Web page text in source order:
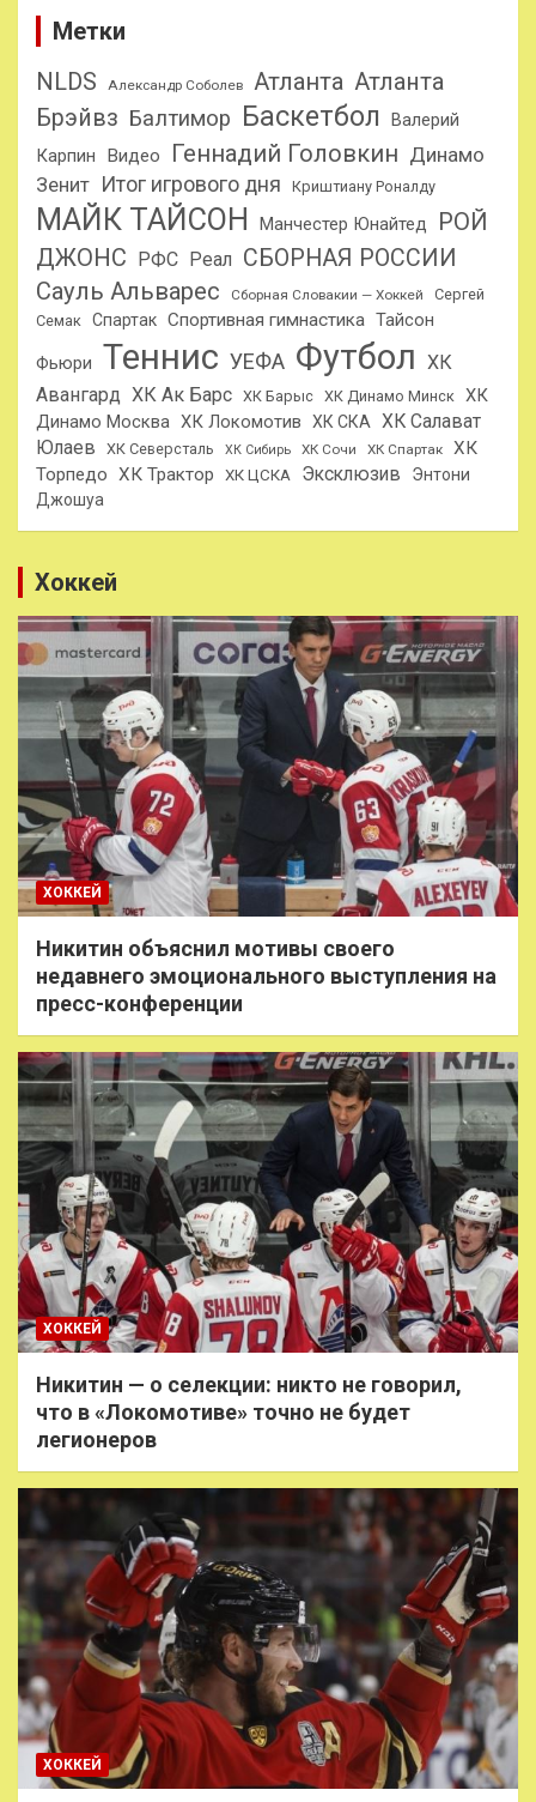
Метки
NLDS
Александр Соболев Атланта Атланта
Брэйвз Балтимор Баскетбол
Валерий
Карпин
Видео Геннадий Головкин Динамо
Зенит Итог игрового дня Криштиану Роналду
МАЙК ТАЙСОН Манчестер Юнайтед
РОЙ
ДЖОНС
РФС Реал СБОРНАЯ РОССИИ
Сауль Альварес Сборная Словакии — Хоккей
Сергей
Семак Спартак Спортивная гимнастика Тайсон
Фьюри Теннис УЕФА Футбол ХК
Авангард ХК Ак Барс ХК Барыс ХК Динамо Минск ХК
Динамо Москва ХК Локомотив ХК СКА ХК Салават
Юлаев
ХК Северсталь ХК Сибирь ХК Сочи ХК Спартак
ХК
Торпедо ХК Трактор ХК ЦСКА Эксклюзив
Энтони
Джошуа
Хоккей
ХОККЕЙ
Никитин объяснил мотивы своего
недавнего эмоционального выступления на
пресс-конференции
ХОККЕЙ
Никитин — о селекции: никто не говорил,
что в «Локомотиве» точно не будет
легионеров
ХОККЕЙ